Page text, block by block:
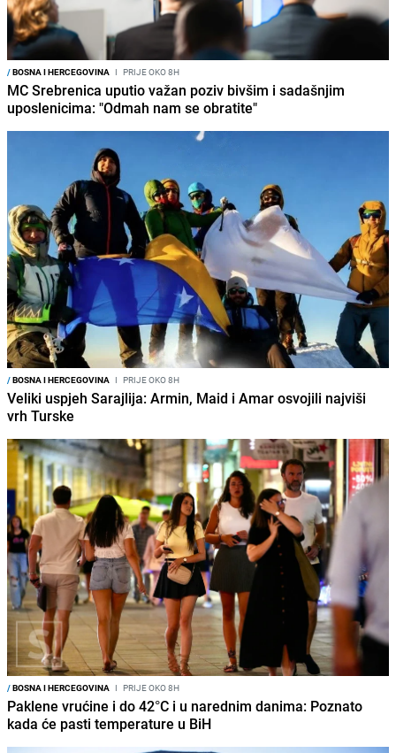
/BOSNA I HERCEGOVINA I PRIJE OKO 8H
MC Srebrenica uputio važan poziv bivšim i sadašnjim
uposlenicima: "Odmah nam se obratite"
/BOSNA I HERCEGOVINA I PRIJE OKO 8H
Veliki uspjeh Sarajlija: Armin, Maid i Amar osvojili najviši
vrh Turske
/BOSNA I HERCEGOVINA I PRIJE OKO 8H
Paklene vrućine i do 42°C i u narednim danima: Poznato
kada će pasti temperature u BiH